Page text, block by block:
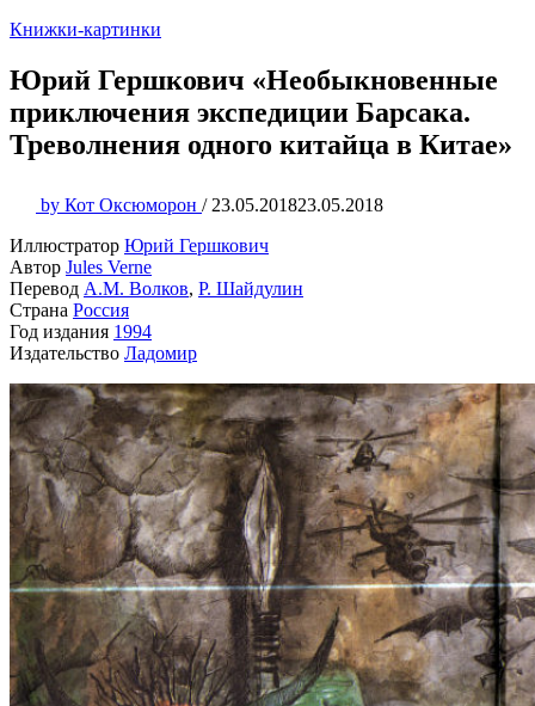
Книжки-картинки
Юрий Гершкович «Необыкновенные
приключения экспедиции Барсака.
Треволнения одного китайца в Китае»
by Кот Оксюморон / 23.05.201823.05.2018
Иллюстратор Юрий Гершкович
Автор Jules Verne
Перевод А.М. Волков, Р. Шайдулин
Страна Россия
Год издания 1994
Издательство Ладомир